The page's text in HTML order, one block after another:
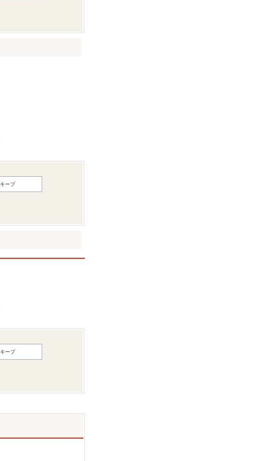
キープ
キープ